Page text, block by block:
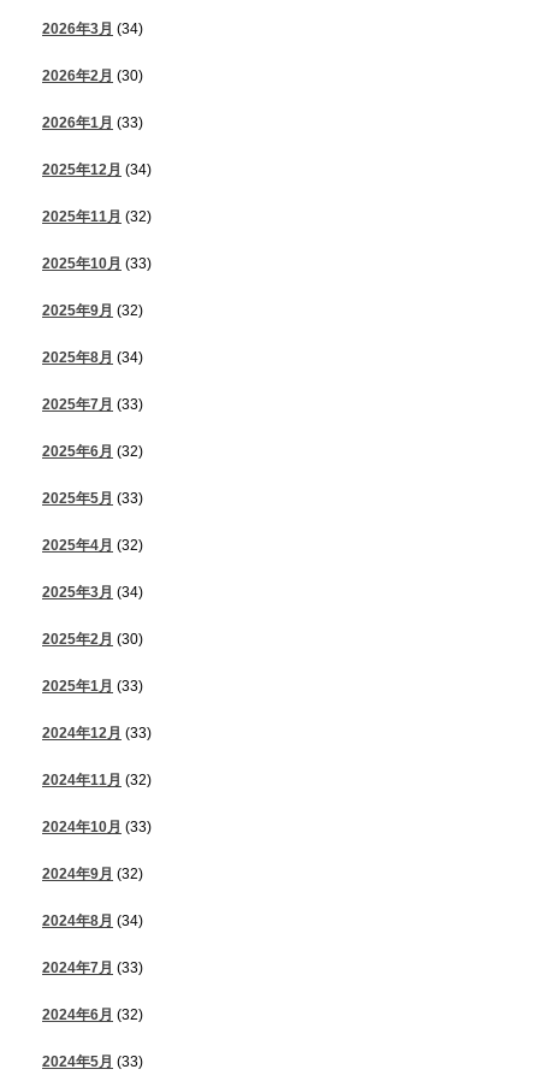
2026年3月 (34)
2026年2月 (30)
2026年1月 (33)
2025年12月 (34)
2025年11月 (32)
2025年10月 (33)
2025年9月 (32)
2025年8月 (34)
2025年7月 (33)
2025年6月 (32)
2025年5月 (33)
2025年4月 (32)
2025年3月 (34)
2025年2月 (30)
2025年1月 (33)
2024年12月 (33)
2024年11月 (32)
2024年10月 (33)
2024年9月 (32)
2024年8月 (34)
2024年7月 (33)
2024年6月 (32)
2024年5月 (33)